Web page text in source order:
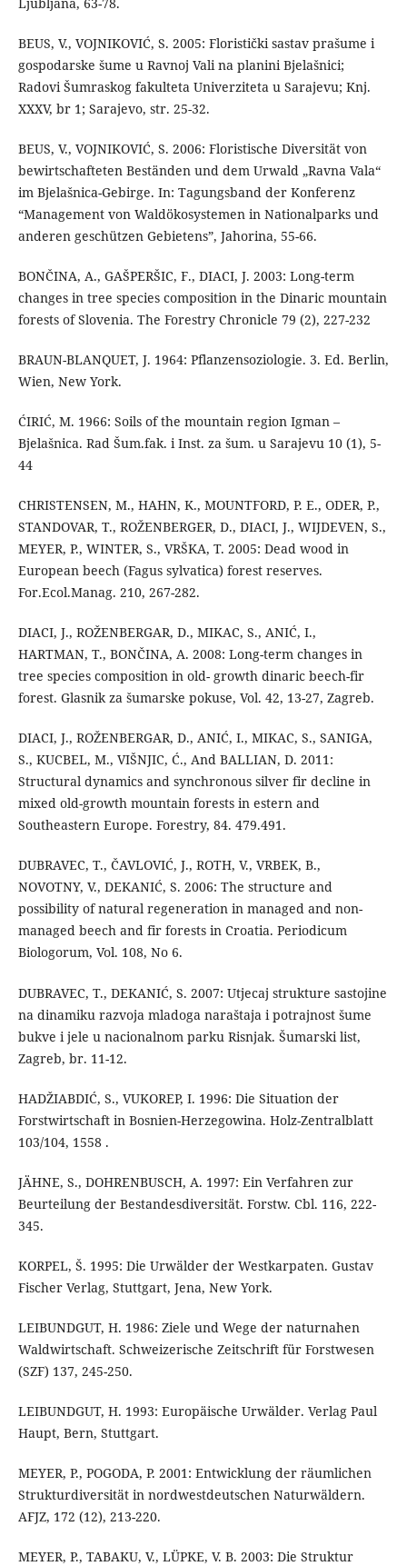
Ljubljana, 63-78.
BEUS, V., VOJNIKOVIĆ, S. 2005: Floristički sastav prašume i
gospodarske šume u Ravnoj Vali na planini Bjelašnici;
Radovi Šumraskog fakulteta Univerziteta u Sarajevu; Knj.
XXXV, br 1; Sarajevo, str. 25-32.
BEUS, V., VOJNIKOVIĆ, S. 2006: Floristische Diversität von
bewirtschafteten Beständen und dem Urwald „Ravna Vala“
im Bjelašnica-Gebirge. In: Tagungsband der Konferenz
“Management von Waldökosystemen in Nationalparks und
anderen geschützen Gebietens”, Jahorina, 55-66.
BONČINA, A., GAŠPERŠIC, F., DIACI, J. 2003: Long-term
changes in tree species composition in the Dinaric mountain
forests of Slovenia. The Forestry Chronicle 79 (2), 227-232
BRAUN-BLANQUET, J. 1964: Pflanzensoziologie. 3. Ed. Berlin,
Wien, New York.
ĆIRIĆ, M. 1966: Soils of the mountain region Igman –
Bjelašnica. Rad Šum.fak. i Inst. za šum. u Sarajevu 10 (1), 5-
44
CHRISTENSEN, M., HAHN, K., MOUNTFORD, P. E., ODER, P.,
STANDOVAR, T., ROŽENBERGER, D., DIACI, J., WIJDEVEN, S.,
MEYER, P., WINTER, S., VRŠKA, T. 2005: Dead wood in
European beech (Fagus sylvatica) forest reserves.
For.Ecol.Manag. 210, 267-282.
DIACI, J., ROŽENBERGAR, D., MIKAC, S., ANIĆ, I.,
HARTMAN, T., BONČINA, A. 2008: Long-term changes in
tree species composition in old- growth dinaric beech-fir
forest. Glasnik za šumarske pokuse, Vol. 42, 13-27, Zagreb.
DIACI, J., ROŽENBERGAR, D., ANIĆ, I., MIKAC, S., SANIGA,
S., KUCBEL, M., VIŠNJIC, Ć., And BALLIAN, D. 2011:
Structural dynamics and synchronous silver fir decline in
mixed old-growth mountain forests in estern and
Southeastern Europe. Forestry, 84. 479.491.
DUBRAVEC, T., ČAVLOVIĆ, J., ROTH, V., VRBEK, B.,
NOVOTNY, V., DEKANIĆ, S. 2006: The structure and
possibility of natural regeneration in managed and non-
managed beech and fir forests in Croatia. Periodicum
Biologorum, Vol. 108, No 6.
DUBRAVEC, T., DEKANIĆ, S. 2007: Utjecaj strukture sastojine
na dinamiku razvoja mladoga naraštaja i potrajnost šume
bukve i jele u nacionalnom parku Risnjak. Šumarski list,
Zagreb, br. 11-12.
HADŽIABDIĆ, S., VUKOREP, I. 1996: Die Situation der
Forstwirtschaft in Bosnien-Herzegowina. Holz-Zentralblatt
103/104, 1558 .
JÄHNE, S., DOHRENBUSCH, A. 1997: Ein Verfahren zur
Beurteilung der Bestandesdiversität. Forstw. Cbl. 116, 222-
345.
KORPEL, Š. 1995: Die Urwälder der Westkarpaten. Gustav
Fischer Verlag, Stuttgart, Jena, New York.
LEIBUNDGUT, H. 1986: Ziele und Wege der naturnahen
Waldwirtschaft. Schweizerische Zeitschrift für Forstwesen
(SZF) 137, 245-250.
LEIBUNDGUT, H. 1993: Europäische Urwälder. Verlag Paul
Haupt, Bern, Stuttgart.
MEYER, P., POGODA, P. 2001: Entwicklung der räumlichen
Strukturdiversität in nordwestdeutschen Naturwäldern.
AFJZ, 172 (12), 213-220.
MEYER, P., TABAKU, V., LÜPKE, V. B. 2003: Die Struktur